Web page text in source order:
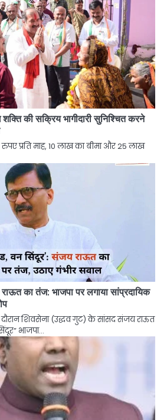
की सक्रिय भागीदारी सुनिश्चित करने
रुपए प्रति माह, 10 लाख का बीमा और 25 लाख
का तंज: भाजपा पर लगाया सांप्रदायिक
शिवसेना (उद्धव गुट) के सांसद संजय राऊत
भाजपा…